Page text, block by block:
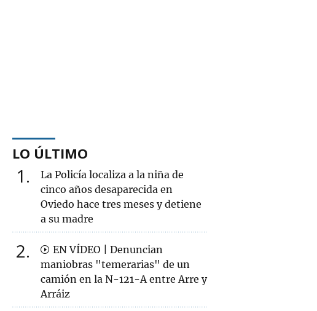
LO ÚLTIMO
1
La Policía localiza a la niña de
cinco años desaparecida en
Oviedo hace tres meses y detiene
a su madre
2
EN VÍDEO | Denuncian
maniobras "temerarias" de un
camión en la N-121-A entre Arre y
Arráiz